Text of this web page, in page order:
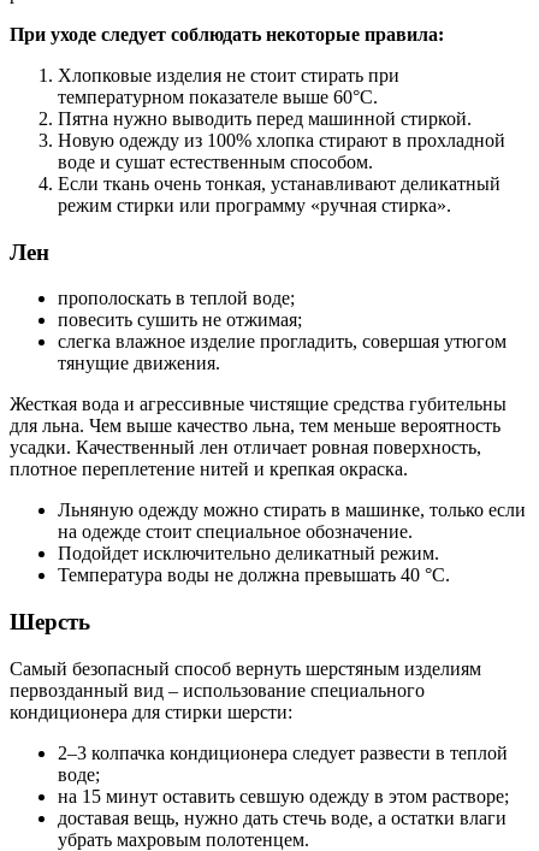
При уходе следует соблюдать некоторые правила:
Хлопковые изделия не стоит стирать при
температурном показателе выше 60°C.
Пятна нужно выводить перед машинной стиркой.
Новую одежду из 100% хлопка стирают в прохладной
воде и сушат естественным способом.
Если ткань очень тонкая, устанавливают деликатный
режим стирки или программу «ручная стирка».
Лен
прополоскать в теплой воде;
повесить сушить не отжимая;
слегка влажное изделие прогладить, совершая утюгом
тянущие движения.
Жесткая вода и агрессивные чистящие средства губительны
для льна. Чем выше качество льна, тем меньше вероятность
усадки. Качественный лен отличает ровная поверхность,
плотное переплетение нитей и крепкая окраска.
Льняную одежду можно стирать в машинке, только если
на одежде стоит специальное обозначение.
Подойдет исключительно деликатный режим.
Температура воды не должна превышать 40 °С.
Шерсть
Самый безопасный способ вернуть шерстяным изделиям
первозданный вид – использование специального
кондиционера для стирки шерсти:
2–3 колпачка кондиционера следует развести в теплой
воде;
на 15 минут оставить севшую одежду в этом растворе;
доставая вещь, нужно дать стечь воде, а остатки влаги
убрать махровым полотенцем.